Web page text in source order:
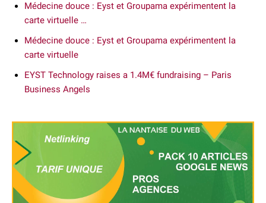
Médecine douce : Eyst et Groupama expérimentent la
carte virtuelle …
Médecine douce : Eyst et Groupama expérimentent la
carte virtuelle
EYST Technology raises a 1.4M€ fundraising – Paris
Business Angels